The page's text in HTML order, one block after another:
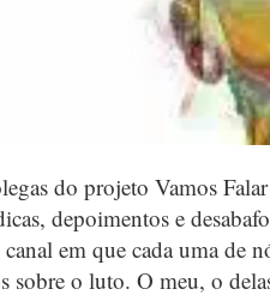
do projeto Vamos
depoimentos e
em que cada uma de
sobre o luto. O meu, o